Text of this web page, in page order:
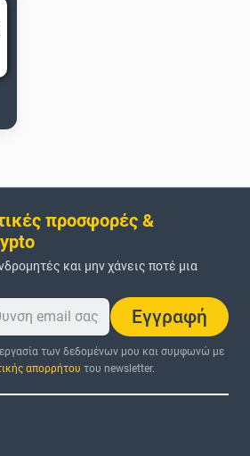
προσφορές &
και μην χάνεις ποτέ μια
Εγγραφή
των δεδομένων μου και συμφωνώ με
απορρήτου του newsletter.